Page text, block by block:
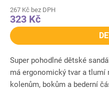
267 Kč bez DPH
323 Kč
Super pohodlné dětské
má ergonomický tvar a tlumí
kolenům, bokům a bederní